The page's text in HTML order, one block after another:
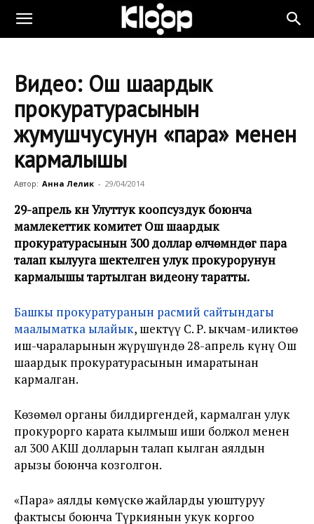
Видео: Ош шаардык
прокуратурасынын
жумушчусунун «пара» менен
кармалышы
Автор: Анна Лелик - 29/04/2014
29-апрель күнү Улуттук коопсуздук боюнча
мамлекеттик комитет Ош шаардык
прокуратурасынын 300 доллар өлчөмүндөгү пара
талап кылууга шектелген улук прокурорунун
кармалышы тартылган видеону таратты.
Башкы прокуратуранын расмий сайтындагы
маалыматка ылайык, шектүү С. Р. ыкчам-иликтөө
иш-чараларынын жүрүшүндө 28-апрель күнү Ош
шаардык прокуратурасынын имаратынан
кармалган.
Көзөмөл органы билдиргендей, кармалган улук
прокурорго карата кылмыш иши болжол менен
ал 300 АКШ долларын талап кылган аялдын
арызы боюнча козголгон.
«Пара» аялды көмүскө жайларды уюштуруу
фактысы боюнча Түркиянын укук коргоо